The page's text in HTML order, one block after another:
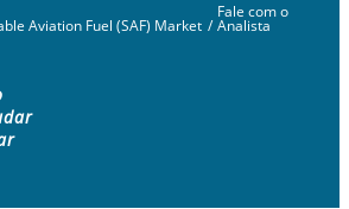
Aviation Fuel (SAF) Market /
Fale com o
Analista